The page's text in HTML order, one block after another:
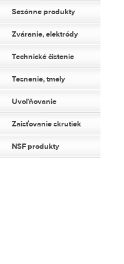
Sezónne produkty
Zváranie, elektródy
Technické čistenie
Tesnenie, tmely
Uvoľňovanie
Zaisťovanie skrutiek
NSF produkty